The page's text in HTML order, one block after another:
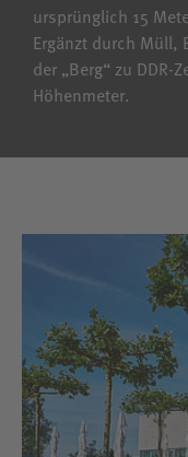
ursprünglich 15
Ergänzt durch Müll,
der „Berg“ zu
Höhenmeter.